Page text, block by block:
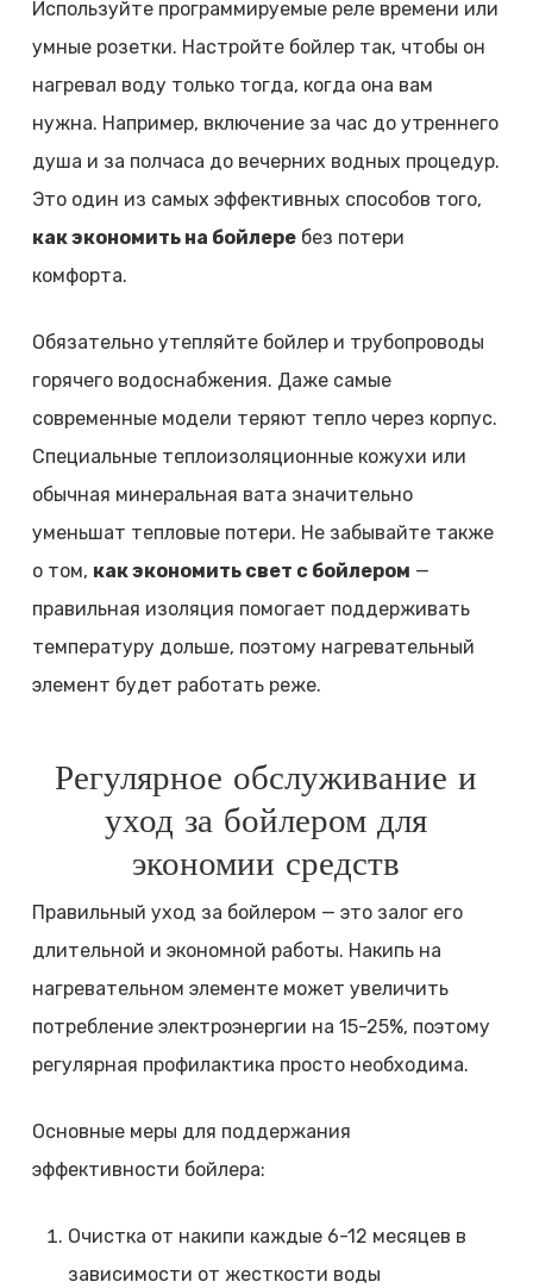
Используйте программируемые реле времени или
умные розетки. Настройте бойлер так, чтобы он
нагревал воду только тогда, когда она вам
нужна. Например, включение за час до утреннего
душа и за полчаса до вечерних водных процедур.
Это один из самых эффективных способов того,
как экономить на бойлеребез потери
комфорта.
Обязательно утепляйте бойлер и трубопроводы
горячего водоснабжения. Даже самые
современные модели теряют тепло через корпус.
Специальные теплоизоляционные кожухи или
обычная минеральная вата значительно
уменьшат тепловые потери. Не забывайте также
о том, как экономить свет с бойлером —
правильная изоляция помогает поддерживать
температуру дольше, поэтому нагревательный
элемент будет работать реже.
Регулярное обслуживание и
уход за бойлером для
экономии средств
Правильный уход за бойлером — это залог его
длительной и экономной работы. Накипь на
нагревательном элементе может увеличить
потребление электроэнергии на 15-25%, поэтому
регулярная профилактика просто необходима.
Основные меры для поддержания
эффективности бойлера:
Очистка от накипи каждые 6-12 месяцев в
зависимости от жесткости воды